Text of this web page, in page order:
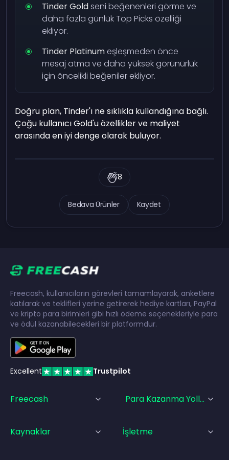
Tinder Goldseni beğenenleri görme ve
daha fazla günlük Top Picks özelliği
ekliyor.
Tinder Platinumeşleşmeden önce
mesaj atma ve daha yüksek görünürlük
için öncelikli beğeniler ekliyor.
Doğru plan, Tinder'ı ne sıklıkla kullandığına bağlı.
Çoğu kullanıcı Gold'u özellikler ve maliyet
arasında en iyi denge olarak buluyor.
Bedava Ürünler Kaydet
8
Freecash, kullanıcıların görevleri tamamlayarak, anketlere
katılarak ve teklifleri yerine getirerek hediye kartları, PayPal
ve kripto para birimleri gibi hızlı ödeme seçenekleriyle para
ve ödül kazanabilecekleri bir platformdur.
Excellent Trustpilot
Freecash Para Kazanma Yolları
Kaynaklar İşletme